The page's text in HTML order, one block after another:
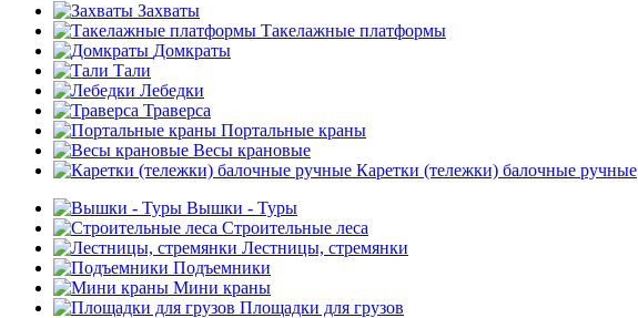
Захваты
Такелажные платформы
Домкраты
Тали
Лебедки
Траверса
Портальные краны
Весы крановые
Каретки (тележки) балочные ручные
Вышки - Туры
Строительные леса
Лестницы, стремянки
Подъемники
Мини краны
Площадки для грузов